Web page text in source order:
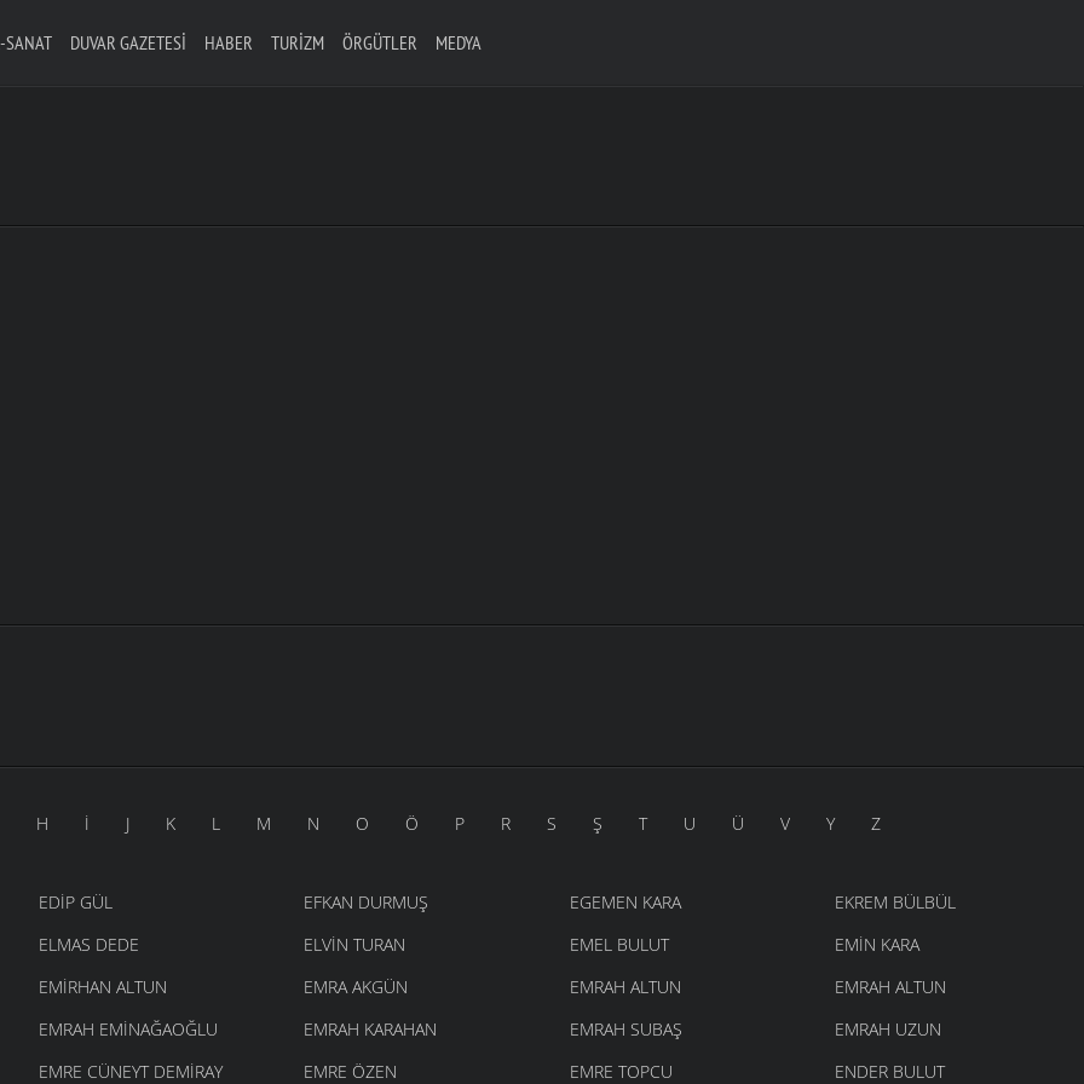
SANAT DUVAR GAZETESI HABER TURIZM ÖRGÜTLER MEDYA
H İ J K L M N O Ö P R S Ş T U Ü V Y Z
EDIP GÜL EFKAN DURMUŞ EGEMEN KARA
EKREM BÜLBÜL
ELMAS DEDE
ELVIN TURAN EMEL BULUT
EMIN KARA
EMIRHAN ALTUN
EMRA AKGÜN EMRAH ALTUN
EMRAH ALTUN
EMRAH EMINAĞAOĞLU
EMRAH KARAHAN EMRAH SUBAŞ
EMRAH UZUN
EMRE CÜNEYT DEMIRAY
EMRE ÖZEN EMRE TOPCU ENDER BULUT